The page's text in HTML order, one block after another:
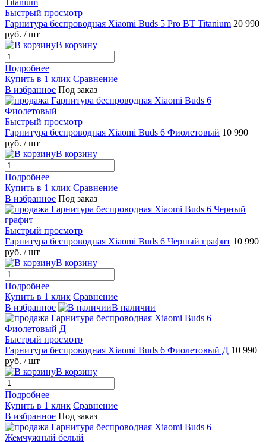
Быстрый просмотр
Гарнитура беспроводная Xiaomi Buds 5 Pro BT Titanium 20 990
руб. / шт
В корзину
Подробнее
Купить в 1 клик Сравнение
В избранное Под заказ
Быстрый просмотр
Гарнитура беспроводная Xiaomi Buds 6 Фиолетовый 10 990
руб. / шт
В корзину
Подробнее
Купить в 1 клик Сравнение
В избранное Под заказ
Быстрый просмотр
Гарнитура беспроводная Xiaomi Buds 6 Черный графит 10 990
руб. / шт
В корзину
Подробнее
Купить в 1 клик Сравнение
В избранное
В наличии
Быстрый просмотр
Гарнитура беспроводная Xiaomi Buds 6 Фиолетовый Д 10 990
руб. / шт
В корзину
Подробнее
Купить в 1 клик Сравнение
В избранное Под заказ